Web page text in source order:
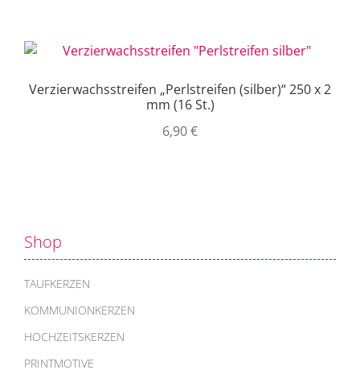
Verzierwachsstreifen „Perlstreifen (silber)“ 250 x 2
mm (16 St.)
6,90€
Shop
TAUFKERZEN
KOMMUNIONKERZEN
HOCHZEITSKERZEN
PRINTMOTIVE